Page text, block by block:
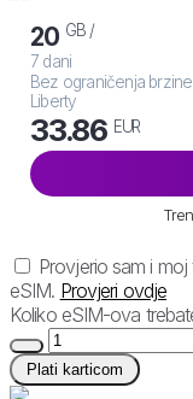
20 GB /
7 dani
Bez ograničenja brzine
Liberty
33.86 EUR
Provjerio sam i
eSIM. Provjeri ovdje
Koliko eSIM-ova
Plati karticom